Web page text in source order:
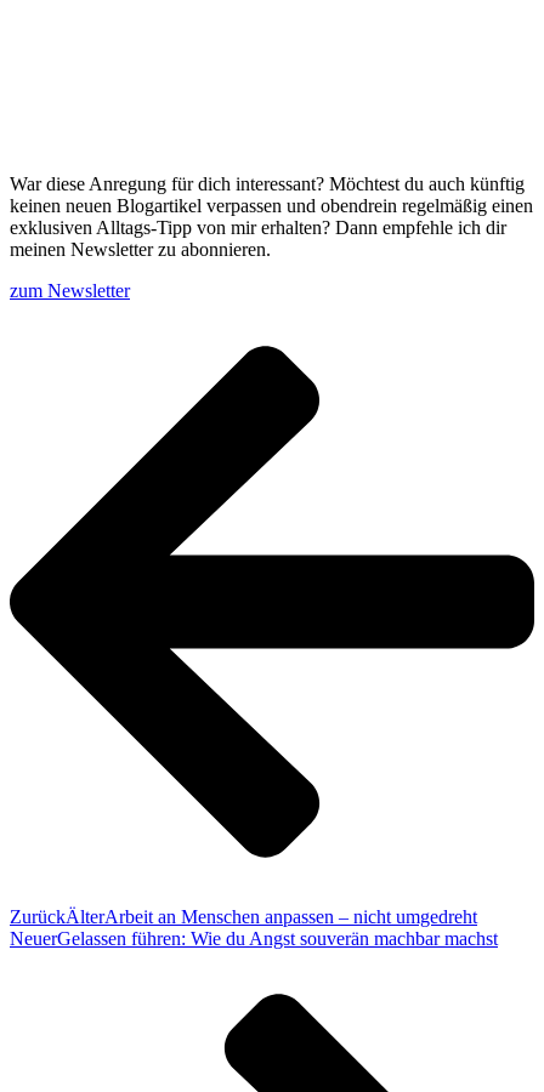
War diese Anregung für dich interessant? Möchtest du auch künftig
keinen neuen Blogartikel verpassen und obendrein regelmäßig einen
exklusiven Alltags-Tipp von mir erhalten? Dann empfehle ich dir
meinen Newsletter zu abonnieren.
zum Newsletter
ZurückÄlterArbeit an Menschen anpassen – nicht umgedreht
NeuerGelassen führen: Wie du Angst souverän machbar machst